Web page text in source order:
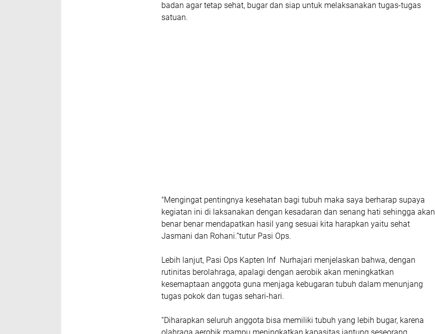
badan agar tetap sehat, bugar dan siap untuk melaksanakan tugas-tugas
satuan.
"Mengingat pentingnya kesehatan bagi tubuh maka saya berharap supaya
kegiatan ini di laksanakan dengan kesadaran dan senang hati sehingga akan
benar benar mendapatkan hasil yang sesuai kita harapkan yaitu sehat
Jasmani dan Rohani.”tutur Pasi Ops.
Lebih lanjut, Pasi Ops Kapten Inf Nurhajari menjelaskan bahwa, dengan
rutinitas berolahraga, apalagi dengan aerobik akan meningkatkan
kesemaptaan anggota guna menjaga kebugaran tubuh dalam menunjang
tugas pokok dan tugas sehari-hari.
“Diharapkan seluruh anggota bisa memiliki tubuh yang lebih bugar, karena